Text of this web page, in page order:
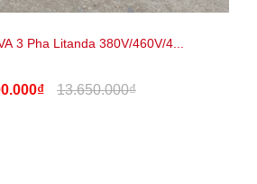
3 Pha Litanda 380V/460V/4...
13.650.000₫